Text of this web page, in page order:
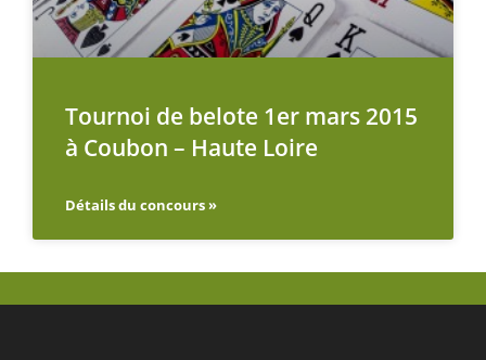
Tournoi de belote 1er mars 2015
à Coubon – Haute Loire
Détails du concours »